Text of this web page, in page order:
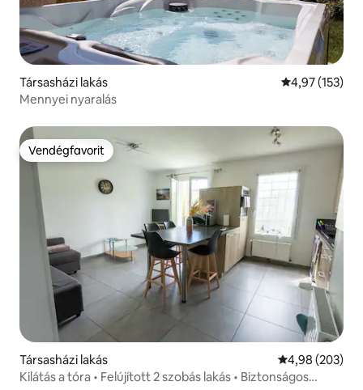
Társasházi lakás Átlagos
4,97 (153)
Mennyei nyaralás
Vendégfavorit
Vendégfavorit
Társasházi lakás Átlagos
4,98 (203)
Kilátás a tóra • Felújított 2 szobás lakás • Biztonságos